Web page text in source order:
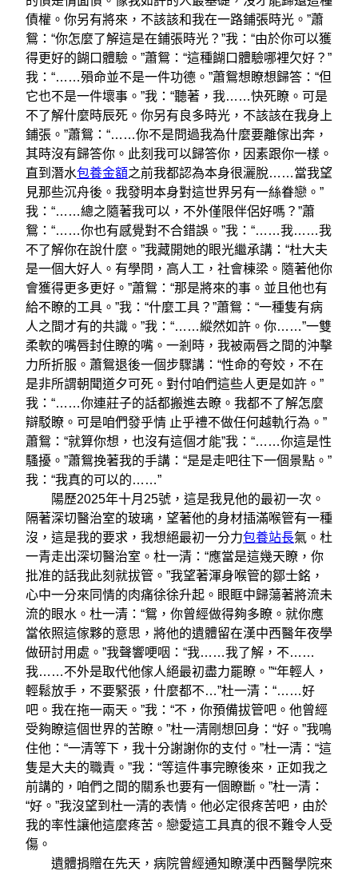
債權。你另有將來，不該該和我在一路鋪張時光。”蕭
鴛：“你怎麼了解這是在鋪張時光？”我：“由於你可以獲
得更好的餬口體驗。”蕭鴛：“這種餬口體驗哪裡欠好？”
我：“……殞命並不是一件功德。”蕭鴛想瞭想歸答：“但
它也不是一件壞事。”我：“聽著，我……快死瞭。可是
不了解什麼時辰死。你另有良多時光，不該該在我身上
鋪張。”蕭鴛：“……你不是問過我為什麼要離傢出奔，
其時沒有歸答你。此刻我可以歸答你，因素跟你一樣。
直到潛水包養金額之前我都認為本身很灑脫……當我望
見那些沉舟後。我發明本身對這世界另有一絲眷戀。”
我：“……總之隨著我可以，不外僅限伴侶好嗎？”蕭
鴛：“……你也有感覺對不合錯誤。”我：“……我……我
不了解你在說什麼。”我藏開她的眼光繼承講：“杜大夫
是一個大好人。有學問，高人工，社會棟梁。隨著他你
會獲得更多更好。”蕭鴛：“那是將來的事。並且他也有
給不瞭的工具。”我：“什麼工具？”蕭鴛：“一種隻有病
人之間才有的共識。”我：“……縱然如許。你……”一雙
柔軟的嘴唇封住瞭的嘴。一剎時，我被兩唇之間的沖擊
力所折服。蕭鴛退後一個步驟講：“性命的夸姣，不在
是非所謂朝聞道夕可死。對付咱們這些人更是如許。”
我：“……你連莊子的話都搬進去瞭。我都不了解怎麼
辯駁瞭。可是咱們發乎情 止乎禮不做任何越軌行為。”
蕭鴛：“就算你想，也沒有這個才能”我：“……你這是性
騷擾。”蕭鴛挽著我的手講：“是是走吧往下一個景點。”
我：“我真的可以的……”
陽歷2025年十月25號，這是我見他的最初一次。
隔著深切醫治室的玻璃，望著他的身材插滿喉管有一種
沒，這是我的要求，我想絕最初一分力包養站長氣。杜
一青走出深切醫治室。杜一清：“應當是這幾天瞭，你
批准的話我此刻就拔管。”我望著渾身喉管的鄒士銘，
心中一分來同情的肉痛徐徐升起。眼眶中歸蕩著將流未
流的眼水。杜一清：“鴛，你曾經做得夠多瞭。就你應
當依照這傢夥的意思，將他的遺體留在漢中西醫年夜學
做研討用處。”我聲響哽咽：“我……我了解，不……
我……不外是取代他傢人絕最初盡力罷瞭。”“年輕人，
輕鬆放手，不要緊張，什麼都不…”杜一清：“……好
吧。我在拖一兩天。”我：“不，你預備拔管吧。他曾經
受夠瞭這個世界的苦瞭。”杜一清剛想回身：“好。”我鳴
住他：“一清等下，我十分謝謝你的支付。”杜一清：“這
隻是大夫的職責。”我：“等這件事完瞭後來，正如我之
前講的，咱們之間的關系也要有一個瞭斷。”杜一清：
“好。”我沒望到杜一清的表情。他必定很疼苦吧，由於
我的率性讓他這麼疼苦。戀愛這工具真的很不難令人受
傷。
遺體捐贈在先天，病院曾經通知瞭漢中西醫學院來